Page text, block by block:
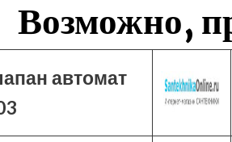
Возможно,
автомат